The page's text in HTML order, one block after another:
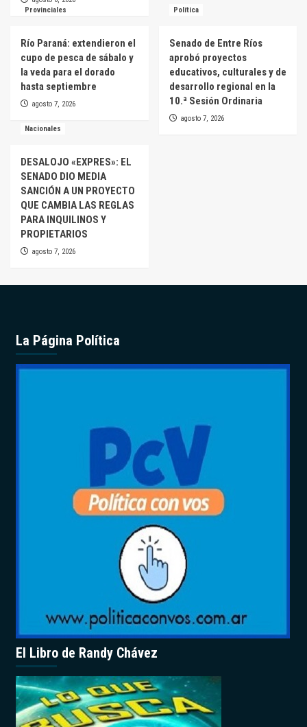
Provinciales
Río Paraná: extendieron el
cupo de pesca de sábalo y
la veda para el dorado
hasta septiembre
agosto 7, 2026
Política
Senado de Entre Ríos
aprobó proyectos
educativos, culturales y de
desarrollo regional en la
10.ª Sesión Ordinaria
agosto 7, 2026
Nacionales
DESALOJO «EXPRES»: EL
SENADO DIO MEDIA
SANCIÓN A UN PROYECTO
QUE CAMBIA LAS REGLAS
PARA INQUILINOS Y
PROPIETARIOS
agosto 7, 2026
La Página Política
El Libro de Randy Chávez